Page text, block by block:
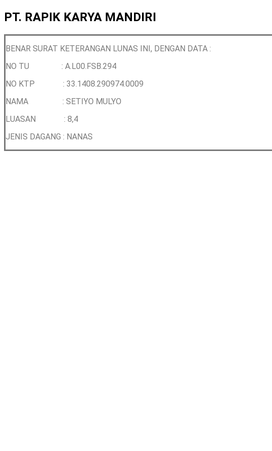
PT. RAPIK KARYA MANDIRI
BENAR SURAT KETERANGAN LUNAS INI, DENGAN DATA :
NO TU : A.L00.FSB.294
NO KTP : 33.1408.290974.0009
NAMA : SETIYO MULYO
LUASAN : 8,4
JENIS DAGANG : NANAS